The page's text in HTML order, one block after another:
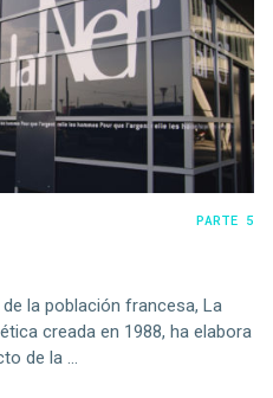
PARTE 5
la población francesa, La
creada en 1988, ha elabora
de la ...